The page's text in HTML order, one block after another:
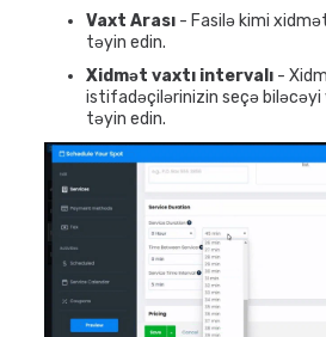
Vaxt Arası - Fasilə kimi
təyin edin.
Xidmət vaxtı intervalı -
istifadəçilərinizin seçə biləcəyi
təyin edin.